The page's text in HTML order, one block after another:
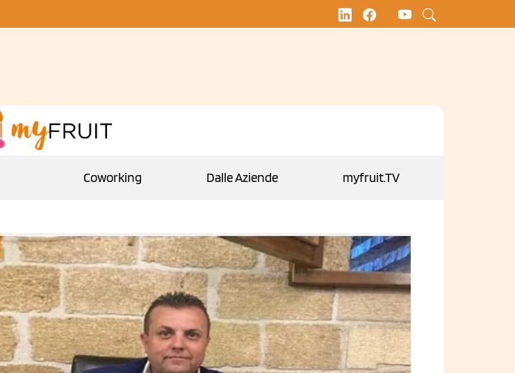
Coworking Dalle Aziende myfruit.TV